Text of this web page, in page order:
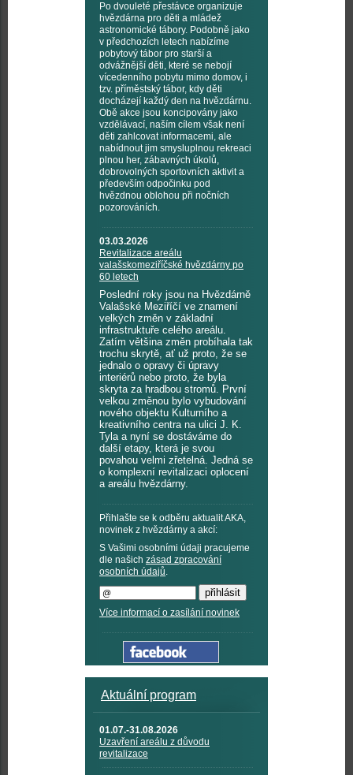
Po dvouleté přestávce organizuje
hvězdárna pro děti a mládež
astronomické tábory. Podobně jako
v předchozích letech nabízíme
pobytový tábor pro starší a
odvážnější děti, které se nebojí
vícedenního pobytu mimo domov, i
tzv. příměstský tábor, kdy děti
docházejí každý den na hvězdárnu.
Obě akce jsou koncipovány jako
vzdělávací, naším cílem však není
děti zahlcovat informacemi, ale
nabídnout jim smysluplnou rekreaci
plnou her, zábavných úkolů,
dobrovolných sportovních aktivit a
především odpočinku pod
hvězdnou oblohou při nočních
pozorováních.
03.03.2026
Revitalizace areálu
valašskomeziříčské hvězdárny po
60 letech
Poslední roky jsou na Hvězdárně
Valašské Meziříčí ve znamení
velkých změn v základní
infrastruktuře celého areálu.
Zatím většina změn probíhala tak
trochu skrytě, ať už proto, že se
jednalo o opravy či úpravy
interiérů nebo proto, že byla
skryta za hradbou stromů. První
velkou změnou bylo vybudování
nového objektu Kulturního a
kreativního centra na ulici J. K.
Tyla a nyní se dostáváme do
další etapy, která je svou
povahou velmi zřetelná. Jedná se
o komplexní revitalizaci oplocení
a areálu hvězdárny.
Přihlašte se k odběru aktualit AKA,
novinek z hvězdárny a akcí:
S Vašimi osobními údaji pracujeme
dle našich zásad zpracování
osobních údajů.
Více informací o zasílání novinek
Aktuální program
01.07.-31.08.2026
Uzavření areálu z důvodu
revitalizace